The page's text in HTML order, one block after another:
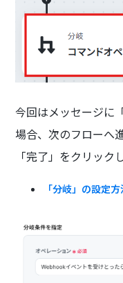
今回はメッセージに
場合、次のフローへ
「完了」をクリック
「分岐」の設定